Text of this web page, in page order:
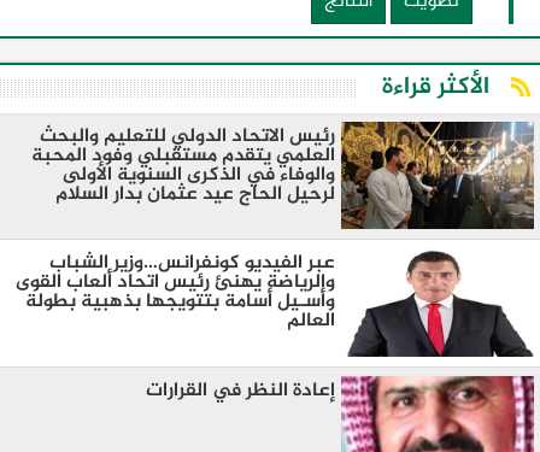
الأكثر قراءة
رئيس الاتحاد الدولي للتعليم والبحث
العلمي يتقدم مستقبلي وفود المحبة
والوفاء في الذكرى السنوية الأولى
لرحيل الحاج عيد عثمان بدار السلام
عبر الفيديو كونفرانس…وزير الشباب
والرياضة يهنئ رئيس اتحاد ألعاب القوى
وأسـيل أسامة بتتويجها بذهبية بطولة
العالم
إعادة النظر في القرارات